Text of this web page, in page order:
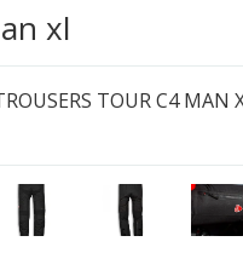
xl
TOUR C4 MAN